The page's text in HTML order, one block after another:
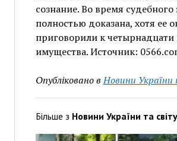
сознание. Во время
полностью доказана, хотя ее
приговорили к
имущества. Источник:
Опубліковано в Новини України
Більше з Новини України та світу